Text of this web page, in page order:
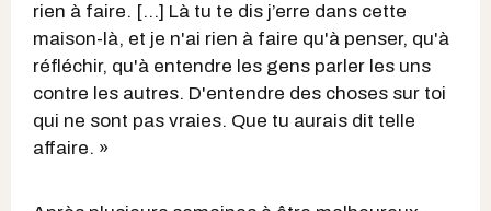
rien à faire. [...] Là tu te dis j’erre dans cette
maison-là, et je n'ai rien à faire qu'à penser, qu'à
réfléchir, qu'à entendre les gens parler les uns
contre les autres. D'entendre des choses sur toi
qui ne sont pas vraies. Que tu aurais dit telle
affaire. »